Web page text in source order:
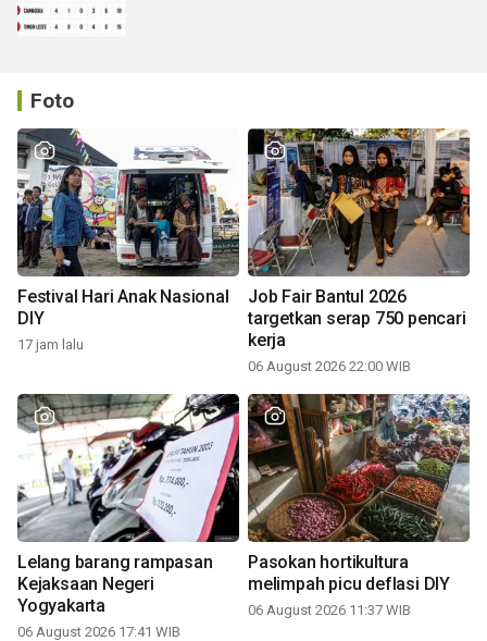
Foto
Festival Hari Anak Nasional
DIY
17 jam lalu
Job Fair Bantul 2026
targetkan serap 750 pencari
kerja
06 August 2026 22:00 WIB
Lelang barang rampasan
Kejaksaan Negeri
Yogyakarta
06 August 2026 17:41 WIB
Pasokan hortikultura
melimpah picu deflasi DIY
06 August 2026 11:37 WIB